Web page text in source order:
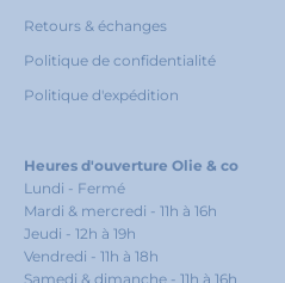
Retours & échanges
Politique de confidentialité
Politique d'expédition
Heures d'ouverture Olie & co
Lundi - Fermé
Mardi & mercredi - 11h à 16h
Jeudi - 12h à 19h
Vendredi - 11h à 18h
Samedi & dimanche - 11h à 16h